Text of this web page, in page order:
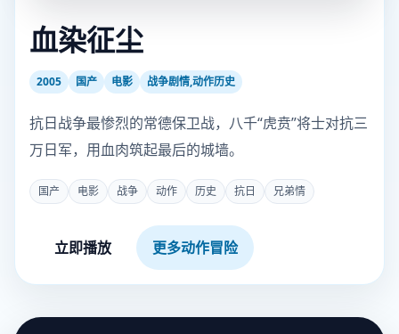
血染征尘
2005 国产 电影 战争剧情,动作历史
抗日战争最惨烈的常德保卫战，八千“虎贲”将士对抗三
万日军，用血肉筑起最后的城墙。
国产 电影 战争 动作 历史 抗日 兄弟情
立即播放 更多动作冒险